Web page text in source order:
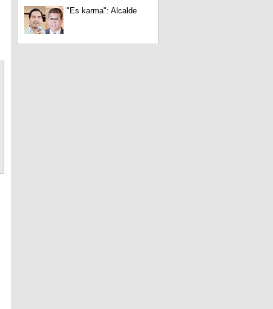
"Es karma": Alcalde